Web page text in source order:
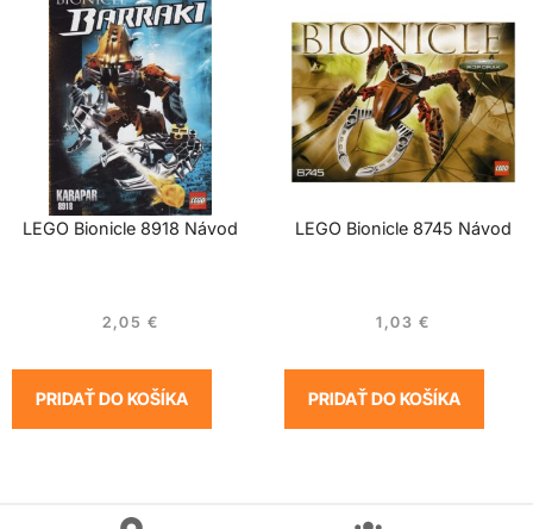
LEGO Bionicle 8918 Návod
2,05 €
PRIDAŤ DO KOŠÍKA
LEGO Bionicle 8745 Návod
1,03 €
PRIDAŤ DO KOŠÍKA